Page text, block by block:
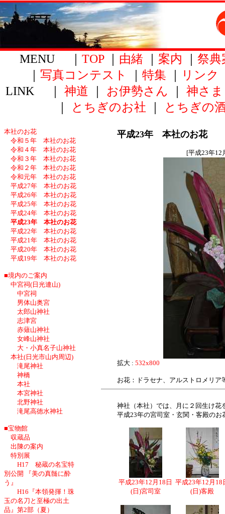
MENU ｜ TOP｜ 由緒 案内
祭典
写真コンテスト 特集 リンク
LINK ｜ 神道 お伊勢さん 神さま
とちぎのお社 とちぎの
本社のお花
令和５年 本社のお花
令和４年 本社のお花
令和３年 本社のお花
令和２年 本社のお花
令和元年 本社のお花
平成27年 本社のお花
平成26年 本社のお花
平成25年 本社のお花
平成24年 本社のお花
平成23年 本社のお花
平成22年 本社のお花
平成21年 本社のお花
平成20年 本社のお花
平成19年 本社のお花
■境内のご案内
中宮祠(日光連山)
中宮祠
男体山奥宮
太郎山神社
志津宮
赤薙山神社
女峰山神社
大・小真名子山神社
本社(日光市山内周辺)
滝尾神社
神橋
本社
本宮神社
北野神社
滝尾高徳水神社
■宝物館
収蔵品
出陳の案内
特別展
H17 秘蔵の名宝特
別公開 『美の真髄に酔
う』
H16『本領発揮！珠
玉の名刀と至極の出土
品』第2部（夏）
平成23年 本社のお花
[平成23年12
拡大 : 532x800
お花：ドラセナ、アルストロメリア
神社（本社）では、月に２回生け花
平成23年の宮司室・玄関・客殿のお
平成23年12月18日
(日)宮司室
平成23年12月18
(日)客殿